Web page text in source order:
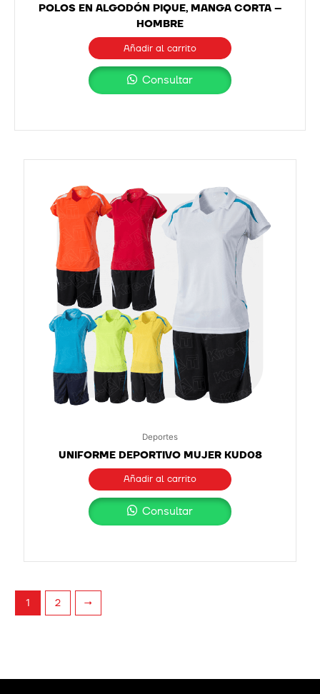
POLOS EN ALGODÓN PIQUE, MANGA CORTA –
HOMBRE
Añadir al carrito
Consultar
Deportes
UNIFORME DEPORTIVO MUJER KUD08
Añadir al carrito
Consultar
1 2 →